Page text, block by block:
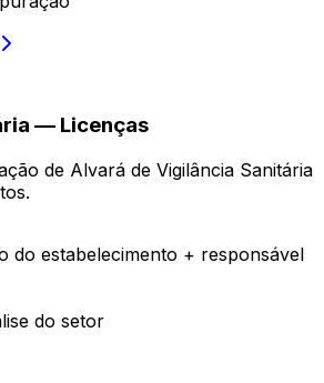
— Licenças
de Alvará de Vigilância Sanitária
do estabelecimento + responsável
do setor